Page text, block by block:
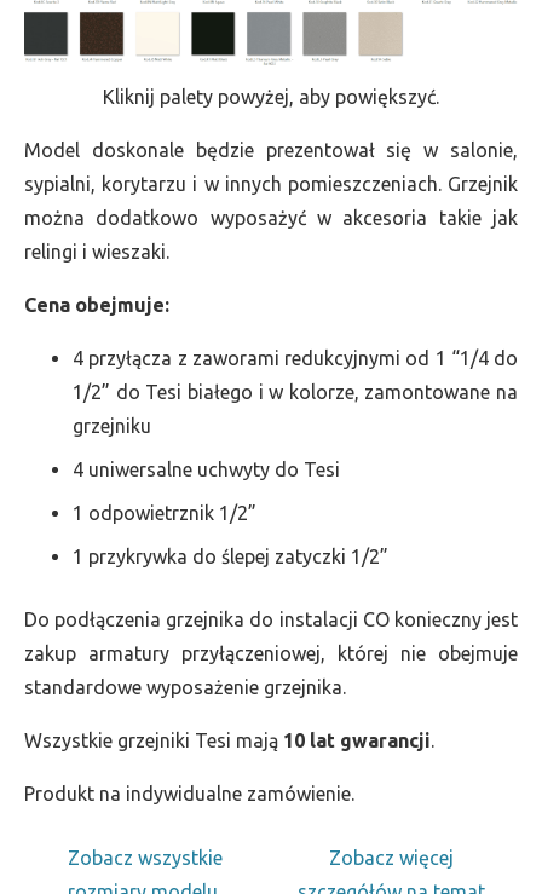
Kliknij palety powyżej, aby powiększyć.
Model doskonale będzie prezentował się w salonie,
sypialni, korytarzu i w innych pomieszczeniach. Grzejnik
można dodatkowo wyposażyć w akcesoria takie jak
relingi i wieszaki.
Cena obejmuje:
4 przyłącza z zaworami redukcyjnymi od 1 “1/4 do
1/2” do Tesi białego i w kolorze, zamontowane na
grzejniku
4 uniwersalne uchwyty do Tesi
1 odpowietrznik 1/2”
1 przykrywka do ślepej zatyczki 1/2”
Do podłączenia grzejnika do instalacji CO konieczny jest
zakup armatury przyłączeniowej, której nie obejmuje
standardowe wyposażenie grzejnika.
Wszystkie grzejniki Tesi mają 10 lat gwarancji.
Produkt na indywidualne zamówienie.
Zobacz wszystkie
Zobacz więcej